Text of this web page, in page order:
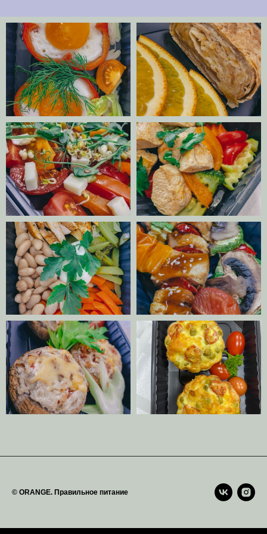
© ORANGE. Правильное питание